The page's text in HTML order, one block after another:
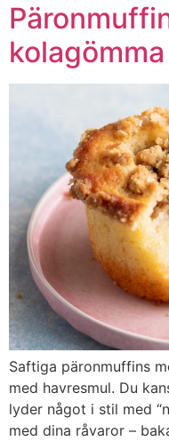
Saftiga päronmuffins
med havresmul. Du
lyder något i stil med
med dina råvaror –